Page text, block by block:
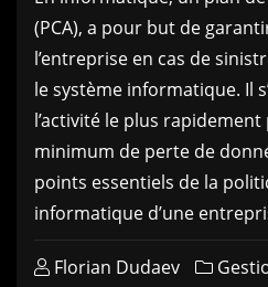
(PCA), a pour but de
l’entreprise en cas de
le système informatique. Il
l’activité le plus rapidement
minimum de perte de
points essentiels de la
informatique d’une
Florian Dudaev